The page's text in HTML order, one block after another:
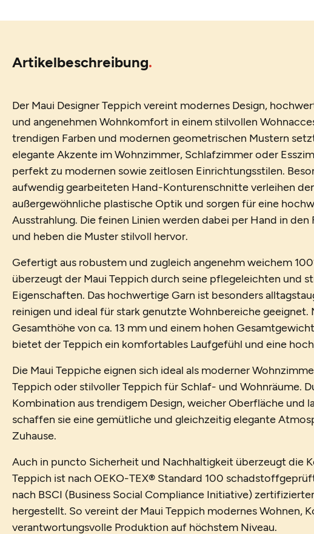
Artikelbeschreibung
Der Maui Designer Teppich vereint modernes Design,
und angenehmen Wohnkomfort in einem stilvollen
trendigen Farben und modernen geometrischen Mustern
elegante Akzente im Wohnzimmer, Schlafzimmer oder
perfekt zu modernen sowie zeitlosen Einrichtungsstilen.
aufwendig gearbeiteten Hand-Konturenschnitte verleihen
außergewöhnliche plastische Optik und sorgen für eine
Ausstrahlung. Die feinen Linien werden dabei per Hand in
und heben die Muster stilvoll hervor.
Gefertigt aus robustem und zugleich angenehm weichem
überzeugt der Maui Teppich durch seine pflegeleichten und
Eigenschaften. Das hochwertige Garn ist besonders
reinigen und ideal für stark genutzte Wohnbereiche geeignet.
Gesamthöhe von ca. 13 mm und einem hohen
bietet der Teppich ein komfortables Laufgefühl und eine
Die Maui Teppiche eignen sich ideal als moderner
Teppich oder stilvoller Teppich für Schlaf- und Wohnräume.
Kombination aus trendigem Design, weicher Oberfläche und
schaffen sie eine gemütliche und gleichzeitig elegante
Zuhause.
Auch in puncto Sicherheit und Nachhaltigkeit überzeugt die
Teppich ist nach OEKO-TEX® Standard 100
nach BSCI (Business Social Compliance Initiative)
hergestellt. So vereint der Maui Teppich modernes Wohnen,
verantwortungsvolle Produktion auf höchstem Niveau.